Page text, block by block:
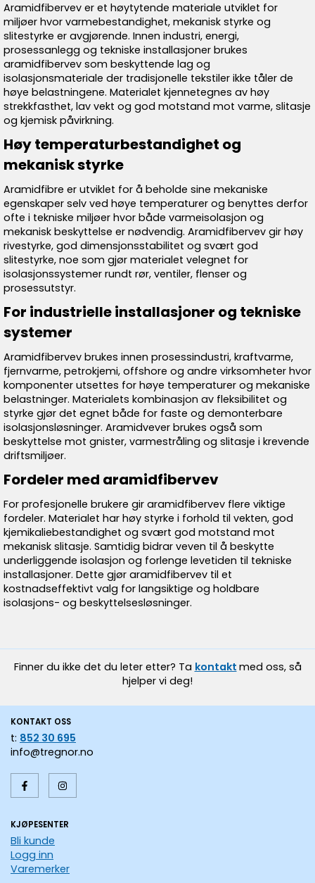
Aramidfibervev er et høytytende materiale utviklet for
miljøer hvor varmebestandighet, mekanisk styrke og
slitestyrke er avgjørende. Innen industri, energi,
prosessanlegg og tekniske installasjoner brukes
aramidfibervev som beskyttende lag og
isolasjonsmateriale der tradisjonelle tekstiler ikke tåler de
høye belastningene. Materialet kjennetegnes av høy
strekkfasthet, lav vekt og god motstand mot varme, slitasje
og kjemisk påvirkning.
Høy temperaturbestandighet og
mekanisk styrke
Aramidfibre er utviklet for å beholde sine mekaniske
egenskaper selv ved høye temperaturer og benyttes derfor
ofte i tekniske miljøer hvor både varmeisolasjon og
mekanisk beskyttelse er nødvendig. Aramidfibervev gir høy
rivestyrke, god dimensjonsstabilitet og svært god
slitestyrke, noe som gjør materialet velegnet for
isolasjonssystemer rundt rør, ventiler, flenser og
prosessutstyr.
For industrielle installasjoner og tekniske
systemer
Aramidfibervev brukes innen prosessindustri, kraftvarme,
fjernvarme, petrokjemi, offshore og andre virksomheter hvor
komponenter utsettes for høye temperaturer og mekaniske
belastninger. Materialets kombinasjon av fleksibilitet og
styrke gjør det egnet både for faste og demonterbare
isolasjonsløsninger. Aramidvever brukes også som
beskyttelse mot gnister, varmestråling og slitasje i krevende
driftsmiljøer.
Fordeler med aramidfibervev
For profesjonelle brukere gir aramidfibervev flere viktige
fordeler. Materialet har høy styrke i forhold til vekten, god
kjemikaliebestandighet og svært god motstand mot
mekanisk slitasje. Samtidig bidrar veven til å beskytte
underliggende isolasjon og forlenge levetiden til tekniske
installasjoner. Dette gjør aramidfibervev til et
kostnadseffektivt valg for langsiktige og holdbare
isolasjons- og beskyttelsesløsninger.
Finner du ikke det du leter etter? Ta kontakt med oss, så
hjelper vi deg!
KONTAKT OSS
t: 852 30 695
info@tregnor.no
KJØPESENTER
Bli kunde
Logg inn
Varemerker